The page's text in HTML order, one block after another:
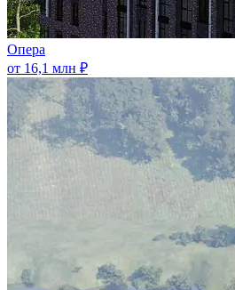
Опера
от 16,1 млн ₽